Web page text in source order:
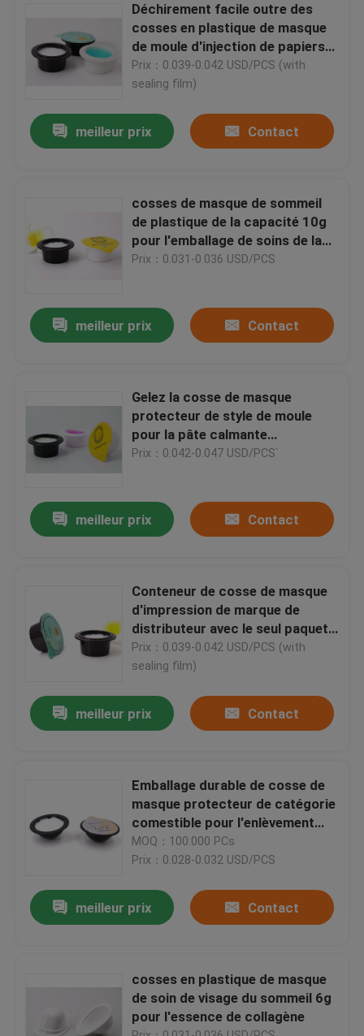
Produits
À propos de nous
Contrôle de la qualité
Demandez un devis
Chapeaux en plastique de bec
Capsule en plastique
Déchirement facile outre des
cosses en plastique de masque
de moule d'injection de papiers
d'aluminium avec la couverture
découpée avec des matrices de
Prix：0.039-0.042 USD/PCS (with
sealing film)
meilleur prix Contact
cosses de masque de sommeil
de plastique de la capacité 10g
pour l'emballage de soins de la
peau avec la couverture de
Prix：0.031-0.036 USD/PCS
meilleur prix Contact
Gelez la cosse de masque
protecteur de style de moule
pour la pâte calmante
instantanée/lotion cosmétique
Prix：0.042-0.047 USD/PCS`
meilleur prix Contact
Conteneur de cosse de masque
d'impression de marque de
distributeur avec le seul paquet
de film en aluminium de
cachetage pour l'argile facial de
Prix：0.039-0.042 USD/PCS (with
sealing film)
meilleur prix Contact
Emballage durable de cosse de
masque protecteur de catégorie
comestible pour l'enlèvement
d'acné nettoyant réparant le gel
MOQ：100.000 PCs
Prix：0.028-0.032 USD/PCS
meilleur prix Contact
cosses en plastique de masque
de soin de visage du sommeil 6g
pour l'essence de collagène